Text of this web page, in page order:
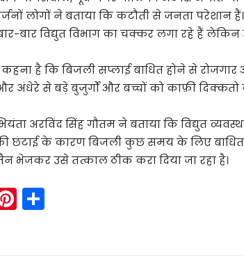
लोगों ने बताया कि कटौती से जनता परेशान
बार विद्युत विभाग का चक्कर लगा रहे हैं
कहना है कि बिजली सप्लाई बाधित होने से
और अंधेरे से बड़े बुजुर्गों और बच्चों को काफ़ी
अरविंद सिंह गौतम ने बताया कि विद्युत
छंटाई के कारण बिजली कुछ समय के लिए बाधित
भेजकर उसे तत्काल ठीक करा दिया जा रहा है।
Pi
nt